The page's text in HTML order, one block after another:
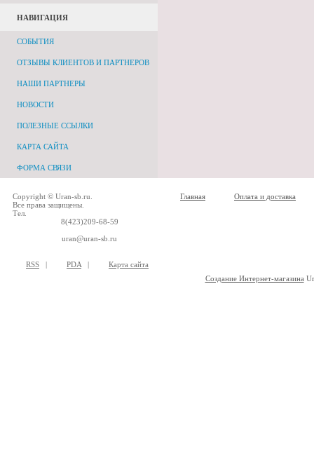
НАВИГАЦИЯ
СОБЫТИЯ
ОТЗЫВЫ КЛИЕНТОВ И ПАРТНЕРОВ
НАШИ ПАРТНЕРЫ
НОВОСТИ
ПОЛЕЗНЫЕ ССЫЛКИ
КАРТА САЙТА
ФОРМА СВЯЗИ
Copyright © Uran-sb.ru.
Все права защищены.
Тел.
8(423)209-68-59
uran@uran-sb.ru
RSS | PDA | Карта сайта
Главная Оплата и доставка
Создание Интернет-магазина